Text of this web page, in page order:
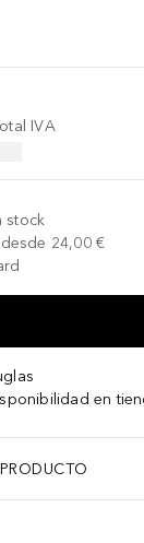
IVA
stock
24,00 €
en